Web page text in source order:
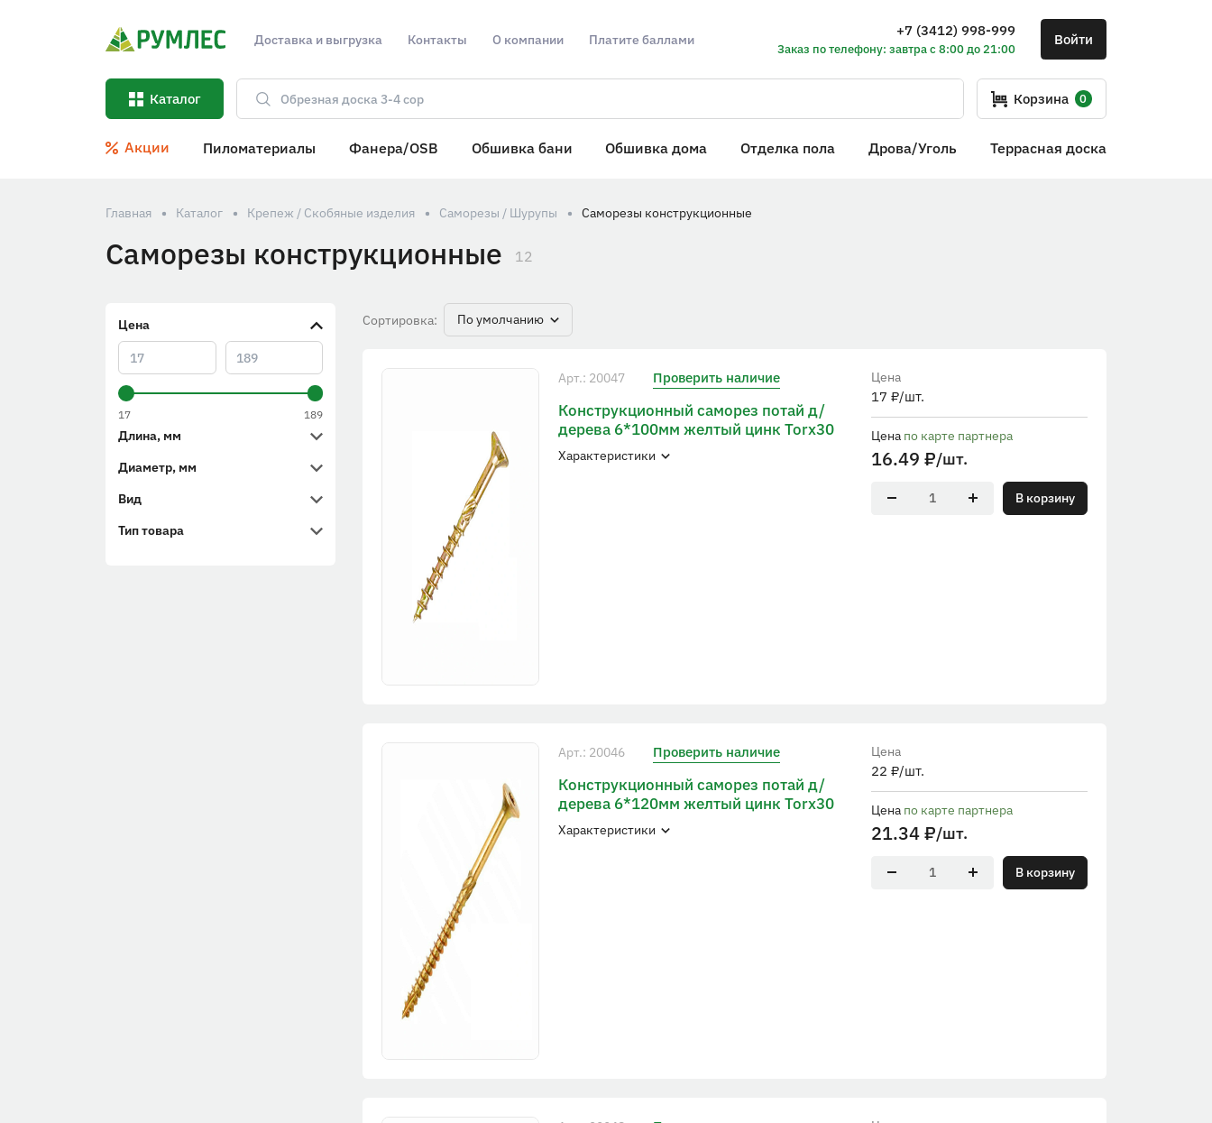
Доставка и выгрузка Контакты О компании Платите баллами
+7 (3412) 998-999
Заказ по телефону: завтра с 8:00 до 21:00
Войти
Каталог Корзина 0
Акции Пиломатериалы Фанера/OSB Обшивка бани Обшивка дома Отделка пола Дрова/Уголь Террасная доска
Главная Каталог Крепеж / Скобяные изделия Саморезы / Шурупы Саморезы конструкционные
Саморезы конструкционные 12
Сортировка: По умолчанию
Арт.: 20047 Проверить наличие
Конструкционный саморез потай д/
дерева 6*100мм желтый цинк Torx30
Характеристики
Цена
17 ₽/шт.
Цена по карте партнера
16.49 ₽/шт.
В корзину
Арт.: 20046 Проверить наличие
Конструкционный саморез потай д/
дерева 6*120мм желтый цинк Torx30
Характеристики
Цена
22 ₽/шт.
Цена по карте партнера
21.34 ₽/шт.
В корзину
Цена
17 189
Длина, мм
Диаметр, мм
Вид
Тип товара